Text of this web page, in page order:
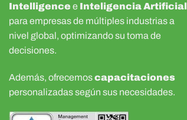
Intelligence e Inteligencia Artificial
para empresas de múltiples industrias a
nivel global, optimizando su toma de
decisiones.
Además, ofrecemoscapacitaciones
personalizadas según sus necesidades.